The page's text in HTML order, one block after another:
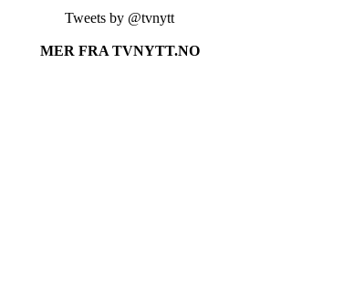
Tweets by @tvnytt
MER FRA TVNYTT.NO